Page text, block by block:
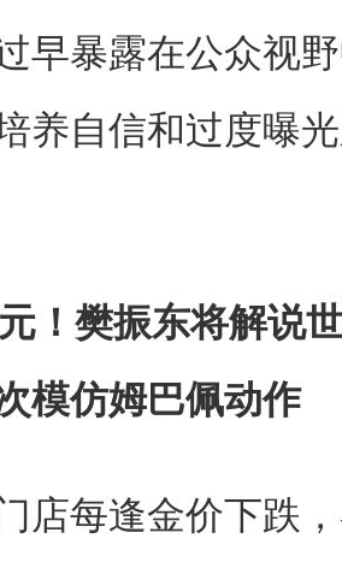
早暴露在公众视
自信和过度曝光
！樊振东将解说
模仿姆巴佩动作
店每逢金价下跌